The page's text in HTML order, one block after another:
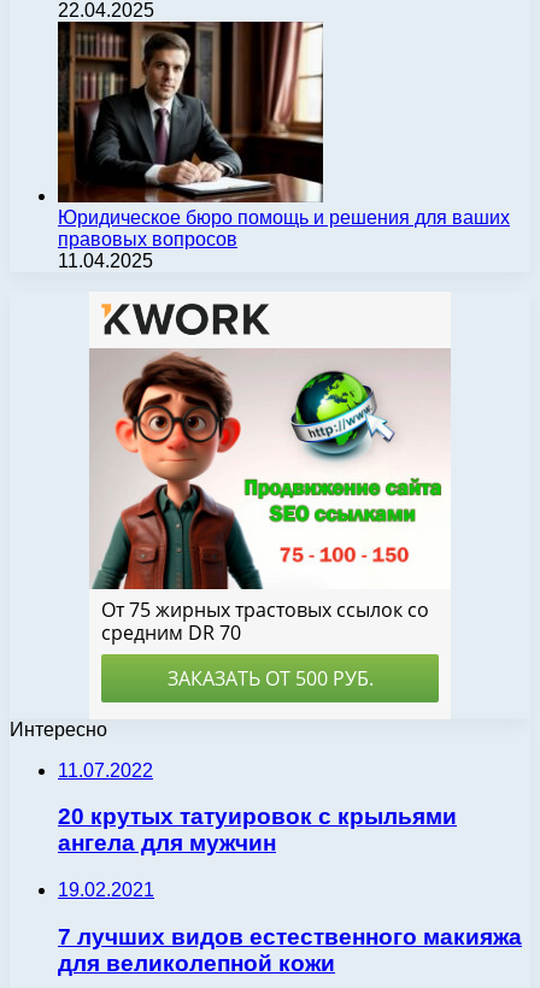
22.04.2025
Юридическое бюро помощь и решения для ваших
правовых вопросов
11.04.2025
Интересно
11.07.2022
20 крутых татуировок с крыльями
ангела для мужчин
19.02.2021
7 лучших видов естественного макияжа
для великолепной кожи